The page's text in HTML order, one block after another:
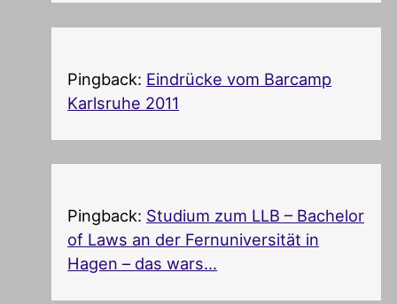
Pingback: Eindrücke vom Barcamp
Karlsruhe 2011
Pingback: Studium zum LLB – Bachelor
of Laws an der Fernuniversität in
Hagen – das wars…